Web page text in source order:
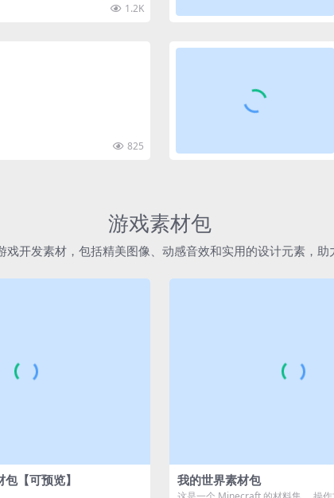
1.2K
825
游戏素材包
开发素材，包括精美图像、动感音效和实用的设计元素，助
【可预览】 我的世界素材包